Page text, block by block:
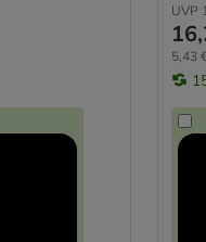
UVP
5,43